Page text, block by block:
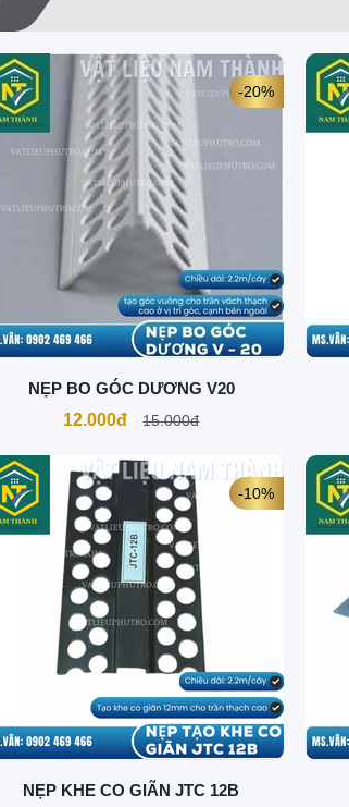
NẸP BO GÓC DƯƠNG V20
12.000đ
15.000đ
-20%
NẸP KHE CO GIÃN JTC 12B
-10%